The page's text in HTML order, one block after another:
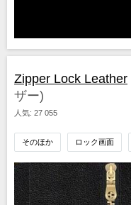
Zipper Lock Leather
ザー)
人気: 27 055
そのほか ロック画面